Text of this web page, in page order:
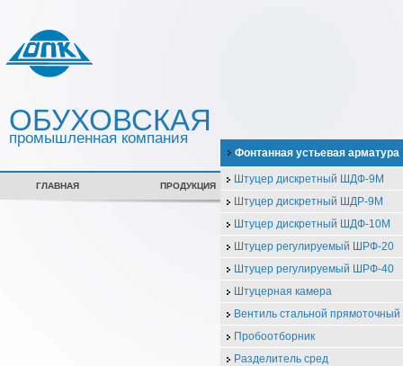
ОБУХОВСКАЯ
промышленная компания
ГЛАВНАЯ ПРОДУКЦИЯ СЕРТИФИКАТЫ
Фонтанная устьевая арматура
Штуцер дискретный ШДФ-9М
Штуцер дискретный ШДР-9М
Штуцер дискретный ШДФ-10М
Штуцер регулируемый ШРФ-20
Штуцер регулируемый ШРФ-40
Штуцерная камера
Вентиль стальной
Пробоотборник
Разделитель сред